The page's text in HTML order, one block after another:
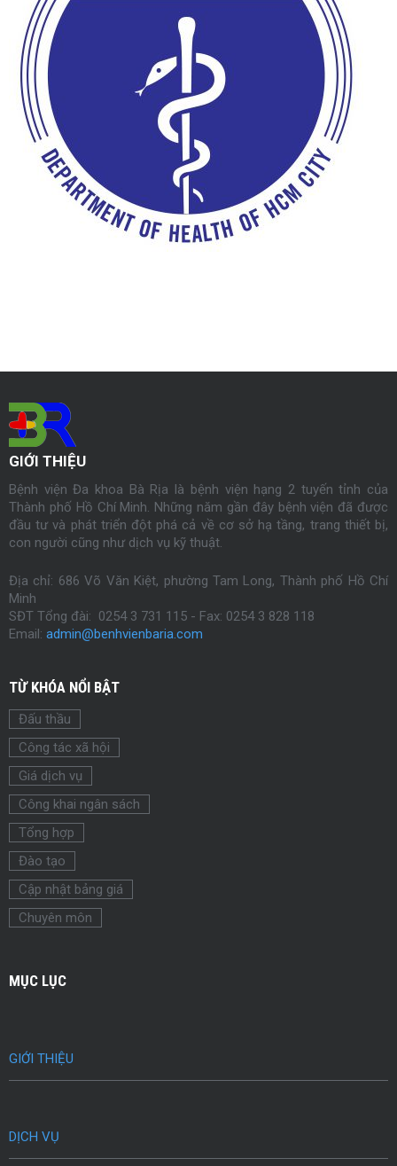
GIỚI THIỆU
Bệnh viện Đa khoa Bà Rịa là bệnh viện hạng 2 tuyến tỉnh của
Thành phố Hồ Chí Minh. Những năm gần đây bệnh viện đã được
đầu tư và phát triển đột phá cả về cơ sở hạ tầng, trang thiết bị,
con người cũng như dịch vụ kỹ thuật.
Địa chỉ: 686 Võ Văn Kiệt, phường Tam Long, Thành phố Hồ Chí
Minh
SĐT Tổng đài: 0254 3 731 115 - Fax: 0254 3 828 118
Email: admin@benhvienbaria.com
TỪ KHÓA NỔI BẬT
Đấu thầu
Công tác xã hội
Giá dịch vụ
Công khai ngân sách
Tổng hợp
Đào tạo
Cập nhật bảng giá
Chuyên môn
MỤC LỤC
GIỚI THIỆU
DỊCH VỤ